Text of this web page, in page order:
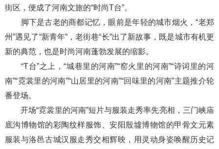
街区，便成了河南文旅的“时尚T台”。
脚下是古老的商都记忆，眼前是年轻的城市烟火，“老郑
州”遇见了“新青年”，老街巷“长”出了新故事，既是城市有机更
新的典范，也是时尚河南蓬勃发展的缩影。
“T台”之上，“城巷里的河南”“窑火里的河南”“诗词里的河
南”“霓裳里的河南”“山居里的河南”“回味里的河南”主题推介轮
番登场。
开场“霓裳里的河南”短片与服装走秀率先亮相，三门峡庙
底沟博物馆的彩陶纹样服饰、安阳殷墟博物馆的甲骨文元素
服装与洛邑古城汉服走秀交相辉映，用灵动身姿唤醒历史记